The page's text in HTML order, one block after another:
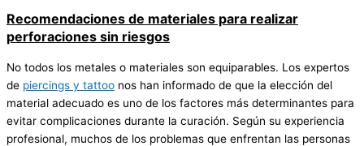
Recomendaciones de materiales para realizar
perforaciones sin riesgos
No todos los metales o materiales son equiparables. Los expertos
de piercings y tattoo nos han informado de que la elección del
material adecuado es uno de los factores más determinantes para
evitar complicaciones durante la curación. Según su experiencia
profesional, muchos de los problemas que enfrentan las personas